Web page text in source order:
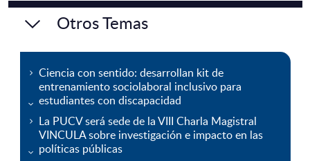
Otros Temas
Ciencia con sentido: desarrollan kit de
entrenamiento sociolaboral inclusivo para
estudiantes con discapacidad
La PUCV será sede de la VIII Charla Magistral
VINCULA sobre investigación e impacto en las
políticas públicas